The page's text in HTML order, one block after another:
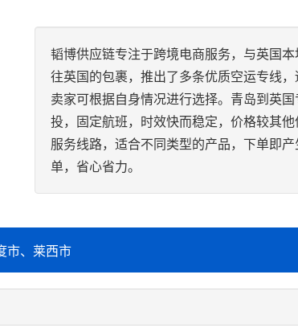
韬博供应链专注于跨境电商服务，与英国
往英国的包裹，推出了多条优质空运专线
卖家可根据自身情况进行选择。青岛到英
投，固定航班，时效快而稳定，价格较其
服务线路，适合不同类型的产品，下单即
单，省心省力。
市、莱西市